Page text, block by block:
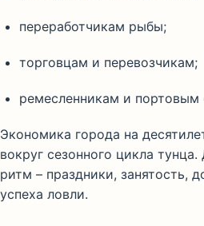
переработчикам рыбы;
торговцам и перевозчикам;
ремесленникам и портовым
Экономика города на
вокруг сезонного цикла
ритм – праздники, занятость,
успеха ловли.